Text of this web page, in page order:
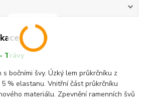
Trávy
bočními švy. Úzký lem průkrčníku z
% elastanu. Vnitřní část průkrčníku
materiálu. Zpevnění ramenních švů